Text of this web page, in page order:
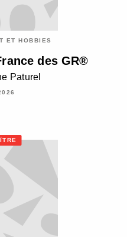
ET HOBBIES
des GR®
Paturel